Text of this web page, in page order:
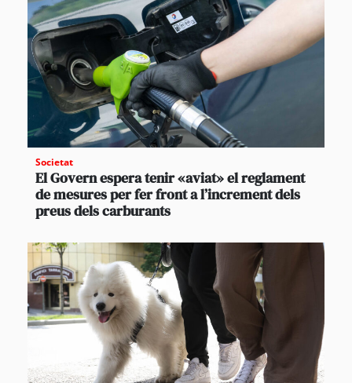
Societat
El Govern espera tenir «aviat» el reglament
de mesures per fer front a l’increment dels
preus dels carburants